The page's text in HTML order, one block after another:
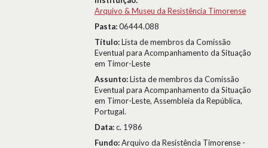
Arquivo & Museu da Resistência Timorense
Pasta:06444.088
Título:Lista de membros da Comissão
Eventual para Acompanhamento da Situação
em Timor-Leste
Assunto:Lista de membros da Comissão
Eventual para Acompanhamento da Situação
em Timor-Leste, Assembleia da República,
Portugal.
Data:c. 1986
Fundo:Arquivo da Resistência Timorense -